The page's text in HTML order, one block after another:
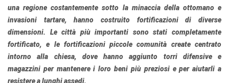
una regione costantemente sotto la minaccia della ottomano e
invasioni tartare, hanno costruito fortificazioni di diverse
dimensioni. Le città più importanti sono stati completamente
fortificato, e le fortificazioni piccole comunità create centrato
intorno alla chiesa, dove hanno aggiunto torri difensive e
magazzini per mantenere i loro beni più preziosi e per aiutarli a
resistere a lunghi assedi.